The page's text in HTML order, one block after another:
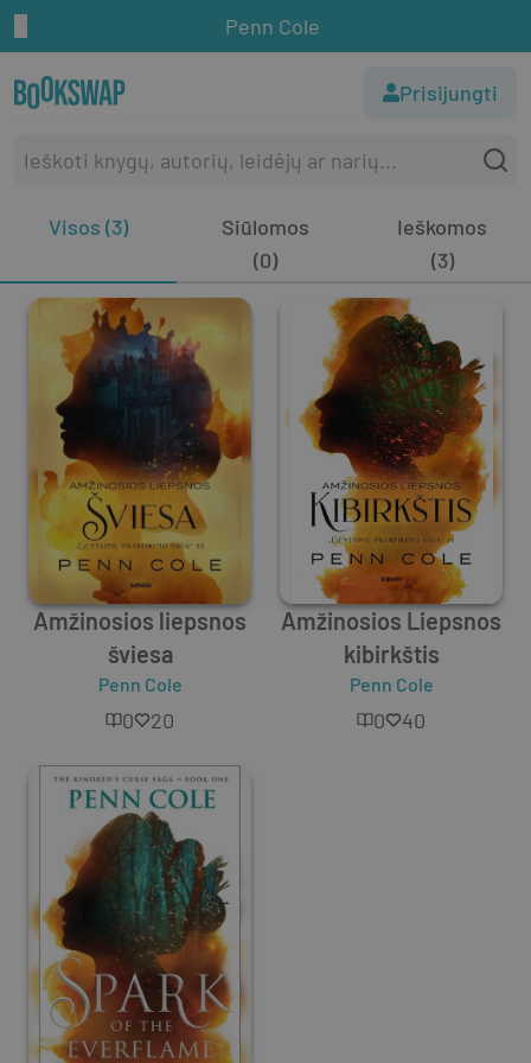
Penn Cole
Prisijungti
Visos (3)
Siūlomos
(0)
Ieškomos
(3)
Amžinosios liepsnos
šviesa
Penn Cole
0 20
Amžinosios Liepsnos
kibirkštis
Penn Cole
0 40